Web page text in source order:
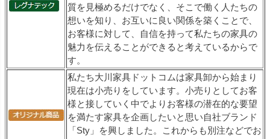
質を見極めるだけでなく、そこで働く人たちの
想いを知り、お互いに良い関係を築くことで、
お客様に対して、自信を持って私たちの家具の
魅力を伝えることができると考えているからで
す。
私たち大川家具ドットコムは家具卸から始まり
現在は小売りをしています。小売りとしてお客
様と接していく中でよりお客様の潜在的な要望
を満たす家具を企画したいと思い自社ブランド
「Sty」を興しました。これからも別注などでお